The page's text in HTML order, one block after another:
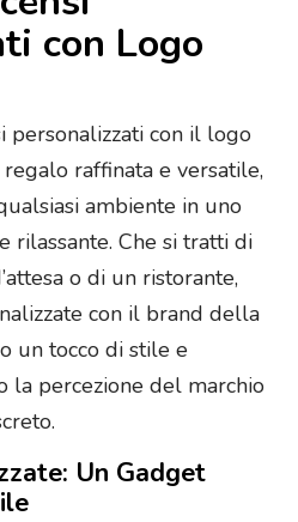
con Logo
personalizzati con il logo
regalo raffinata e versatile,
ambiente in uno
rilassante. Che si tratti di
o di un ristorante,
con il brand della
un tocco di stile e
la percezione del marchio
Un Gadget